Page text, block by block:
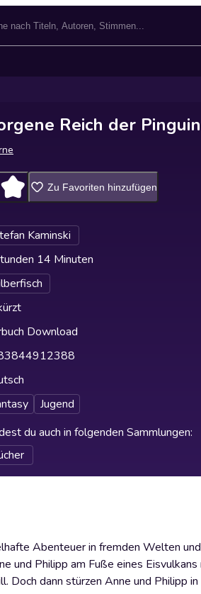
Reich der
Zu Favoriten hinzufügen
Kaminski
14 Minuten
Download
Jugend
du auch in folgenden Sammlungen:
Abenteuer in fremden Welten
und Philipp am Fuße eines
Doch dann stürzen Anne und Philipp